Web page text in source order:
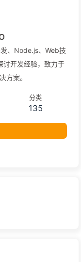
、Node.js、Web技
开发经验，致力于
方案。
分类
135